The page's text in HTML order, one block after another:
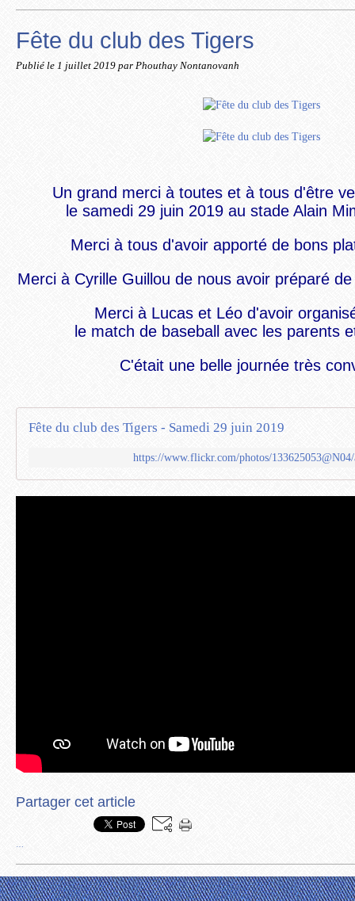
Fête du club des Tigers
Publié le 1 juillet 2019 par Phouthay Nontanovanh
Un grand merci à toutes et à tous d'être
le samedi 29 juin 2019 au stade Alain
Merci à tous d'avoir apporté de bons
Merci à Cyrille Guillou de nous avoir préparé
Merci à Lucas et Léo d'avoir
le match de baseball avec les parents
C'était une belle journée très
Fête du club des Tigers - Samedi 29 juin 2019
https://www.flickr.com/photos/
Partager cet article